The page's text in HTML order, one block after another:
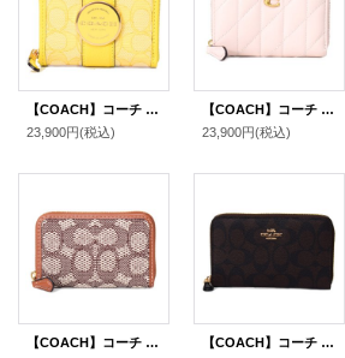
【COACH】コーチ ジャガード ペブルレザー シグネチャー デンプシー ロゴ スモール ジップ アラウンド ウォレット 二つ折り 財布 レトロイエロー〔日本未発売〕
23,900円(税込)
【COACH】コーチ カードケース レザー キルティング ピロー ロゴ スモール ジップ アラウンド スクエア スリム コインケース ブラッシュ（日本未発売）
23,900円(税込)
【COACH】コーチ カードケース ジャガード レザー シグネチャー エッセンシャル スモール ジップ アラウンド スクエア スリム コインケース ブラウンマルチ（日本未発売） 【COACH】コーチ コーティングキャンバス レザー シグネチャー ミディアム ジップ アラウンド ウォレット 財布 ブラウン×ブラック（日本未発売）